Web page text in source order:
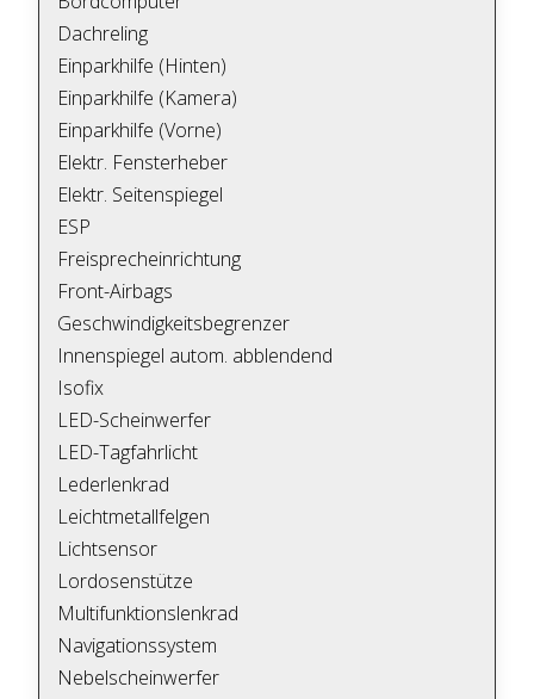
Dachreling
Einparkhilfe (Hinten)
Einparkhilfe (Kamera)
Einparkhilfe (Vorne)
Elektr. Fensterheber
Elektr. Seitenspiegel
ESP
Freisprecheinrichtung
Front-Airbags
Geschwindigkeitsbegrenzer
Innenspiegel autom. abblendend
Isofix
LED-Scheinwerfer
LED-Tagfahrlicht
Lederlenkrad
Leichtmetallfelgen
Lichtsensor
Lordosenstütze
Multifunktionslenkrad
Navigationssystem
Nebelscheinwerfer